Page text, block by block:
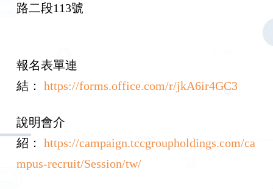
路二段113號
報名表單連
結： https://forms.office.com/r/jkA6ir4GC3
說明會介
紹： https://campaign.tccgroupholdings.com/ca
mpus-recruit/Session/tw/